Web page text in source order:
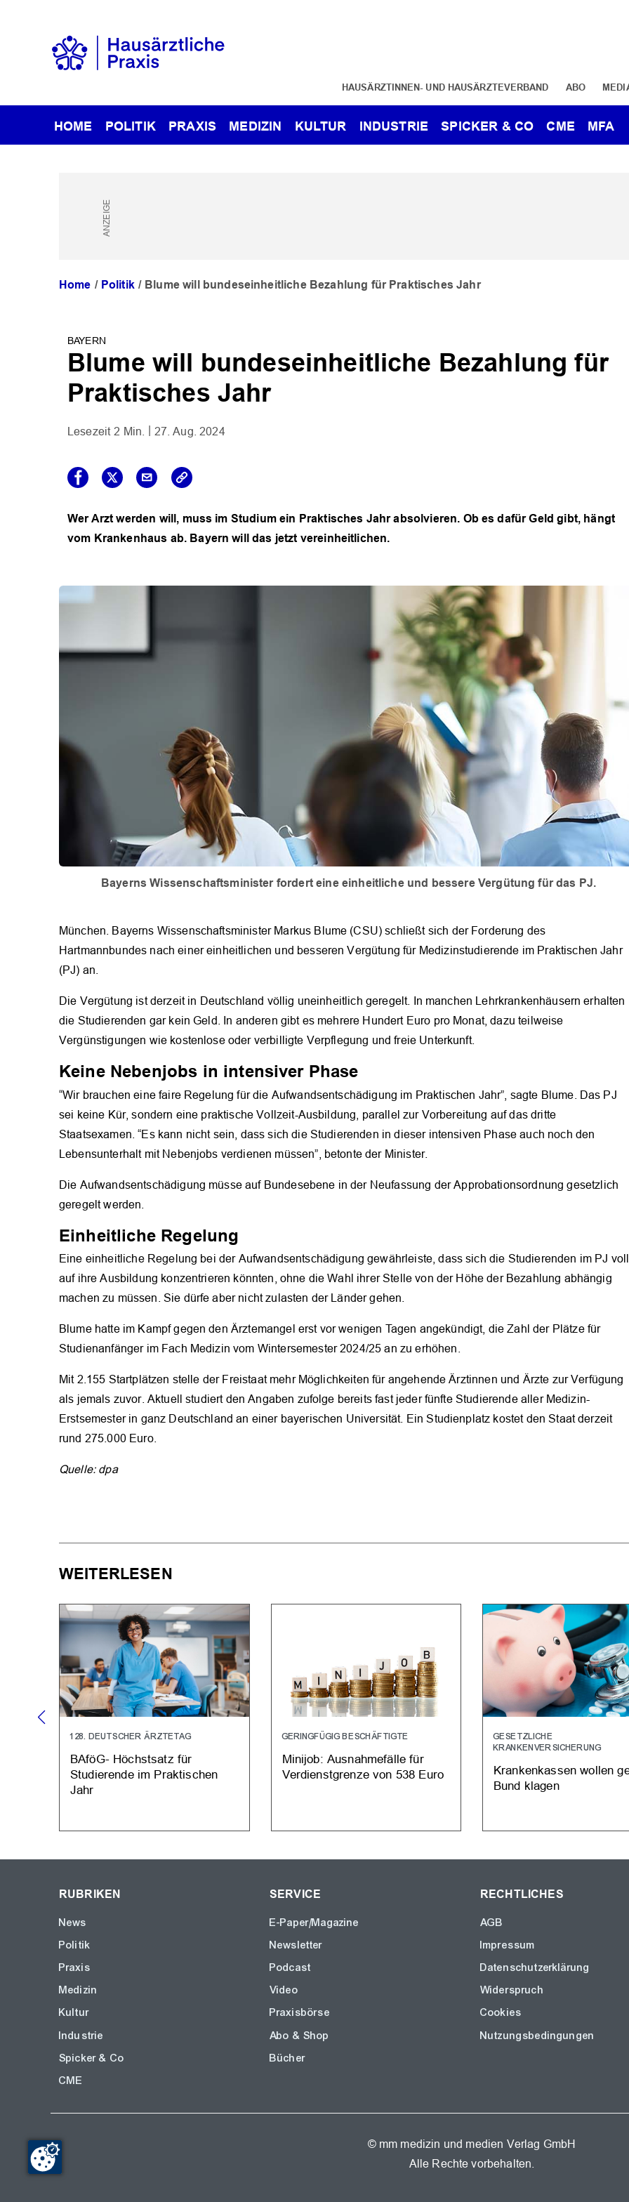
HAUSÄRZTINNEN- UND HAUSÄRZTEVERBAND ABO
HOME POLITIK PRAXIS MEDIZIN KULTUR INDUSTRIE SPICKER & CO CME MFA
Home Politik Blume will bundeseinheitliche Bezahlung für Praktisches Jahr
BAYERN
Blume will bundeseinheitliche Bezahlung für
Praktisches Jahr
2 Min. 27. Aug. 2024
Wer Arzt werden will, muss im Studium ein Praktisches Jahr absolvieren. Ob es dafür Geld gibt, hängt
vom Krankenhaus ab. Bayern will das jetzt vereinheitlichen.
Bayerns Wissenschaftsminister fordert eine einheitliche und bessere Vergütung für das PJ.
München. Bayerns Wissenschaftsminister Markus Blume (CSU) schließt sich der Forderung des
Hartmannbundes nach einer einheitlichen und besseren Vergütung für Medizinstudierende im Praktischen Jahr
(PJ) an.
Die Vergütung ist derzeit in Deutschland völlig uneinheitlich geregelt. In manchen Lehrkrankenhäusern erhalten
die Studierenden gar kein Geld. In anderen gibt es mehrere Hundert Euro pro Monat, dazu teilweise
Vergünstigungen wie kostenlose oder verbilligte Verpflegung und freie Unterkunft.
Keine Nebenjobs in intensiver Phase
“Wir brauchen eine faire Regelung für die Aufwandsentschädigung im Praktischen Jahr”, sagte Blume. Das PJ
sei keine Kür, sondern eine praktische Vollzeit-Ausbildung, parallel zur Vorbereitung auf das dritte
Staatsexamen. “Es kann nicht sein, dass sich die Studierenden in dieser intensiven Phase auch noch den
Lebensunterhalt mit Nebenjobs verdienen müssen”, betonte der Minister.
Die Aufwandsentschädigung müsse auf Bundesebene in der Neufassung der Approbationsordnung gesetzlich
geregelt werden.
Einheitliche Regelung
Eine einheitliche Regelung bei der Aufwandsentschädigung gewährleiste, dass sich die Studierenden im PJ voll
auf ihre Ausbildung konzentrieren könnten, ohne die Wahl ihrer Stelle von der Höhe der Bezahlung abhängig
machen zu müssen. Sie dürfe aber nicht zulasten der Länder gehen.
Blume hatte im Kampf gegen den Ärztemangel erst vor wenigen Tagen angekündigt, die Zahl der Plätze für
Studienanfänger im Fach Medizin vom Wintersemester 2024/25 an zu erhöhen.
Mit 2.155 Startplätzen stelle der Freistaat mehr Möglichkeiten für angehende Ärztinnen und Ärzte zur Verfügung
als jemals zuvor. Aktuell studiert den Angaben zufolge bereits fast jeder fünfte Studierende aller Medizin-
Erstsemester in ganz Deutschland an einer bayerischen Universität. Ein Studienplatz kostet den Staat derzeit
rund 275.000 Euro.
Quelle: dpa
WEITERLESEN
128. DEUTSCHER ÄRZTETAG
BAföG- Höchstsatz für
Studierende im Praktischen
Jahr
GERINGFÜGIG BESCHÄFTIGTE
Minijob: Ausnahmefälle für
Verdienstgrenze von 538 Euro
GESETZLICHE
KRANKENVERSICHERUNG
Krankenkassen wollen
Bund klagen
RUBRIKEN
News
Politik
Praxis
Medizin
Kultur
Industrie
Spicker & Co
CME
SERVICE
E-Paper/Magazine
Newsletter
Podcast
Video
Praxisbörse
Abo & Shop
Bücher
RECHTLICHES
AGB
Impressum
Datenschutzerklärung
Widerspruch
Cookies
Nutzungsbedingungen
© mm medizin und medien Verlag GmbH
Alle Rechte vorbehalten.